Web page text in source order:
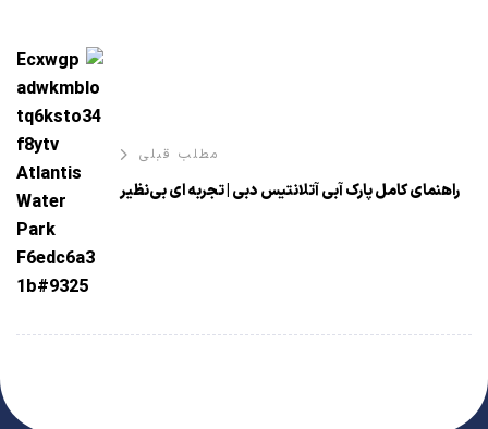
مطلب قبلی
راهنمای کامل پارک آبی آتلانتیس دبی | تجربه ای بی‌نظیر